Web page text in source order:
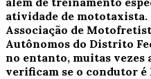
atividade de mototaxista.
Associação de
Autônomos do Distrito
no entanto, muitas vezes
verificam se o condutor